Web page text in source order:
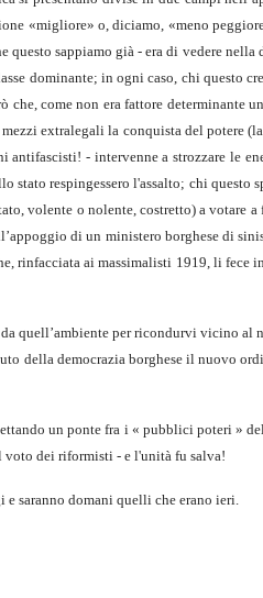
«migliore» o, diciamo, «meno
sappiamo già - era di vedere nella
dominante; in ogni caso, chi questo
come non era fattore determinante
extralegali la conquista del potere
- intervenne a strozzare le
stato respingessero l'assalto; chi questo
volente o nolente, costretto) a votare
di un ministero borghese di
rinfacciata ai massimalisti 1919, li fece
quell’ambiente per ricondurvi vicino al
della democrazia borghese il nuovo
un ponte fra i « pubblici poteri »
dei riformisti - e l'unità fu salva!
sa­ranno domani quelli che erano ieri.